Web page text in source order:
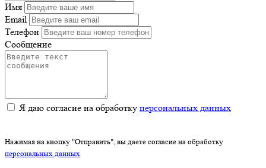
Имя
Email
Телефон
Сообщение
Я даю согласие на обработку персональных данных
Нажимая на кнопку "Отправить", вы даете согласие на обработку
персональных данных